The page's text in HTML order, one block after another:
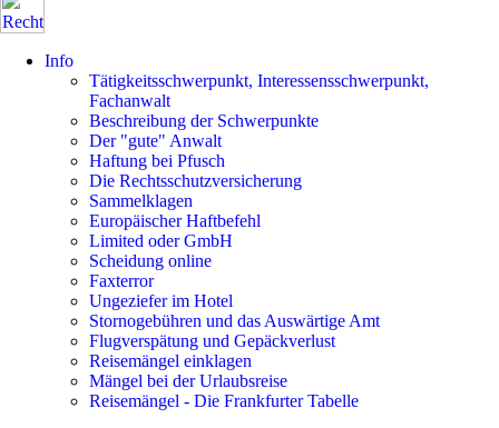
Info
Tätigkeitsschwerpunkt, Interessensschwerpunkt,
Fachanwalt
Beschreibung der Schwerpunkte
Der "gute" Anwalt
Haftung bei Pfusch
Die Rechtsschutzversicherung
Sammelklagen
Europäischer Haftbefehl
Limited oder GmbH
Scheidung online
Faxterror
Ungeziefer im Hotel
Stornogebühren und das Auswärtige Amt
Flugverspätung und Gepäckverlust
Reisemängel einklagen
Mängel bei der Urlaubsreise
Reisemängel - Die Frankfurter Tabelle